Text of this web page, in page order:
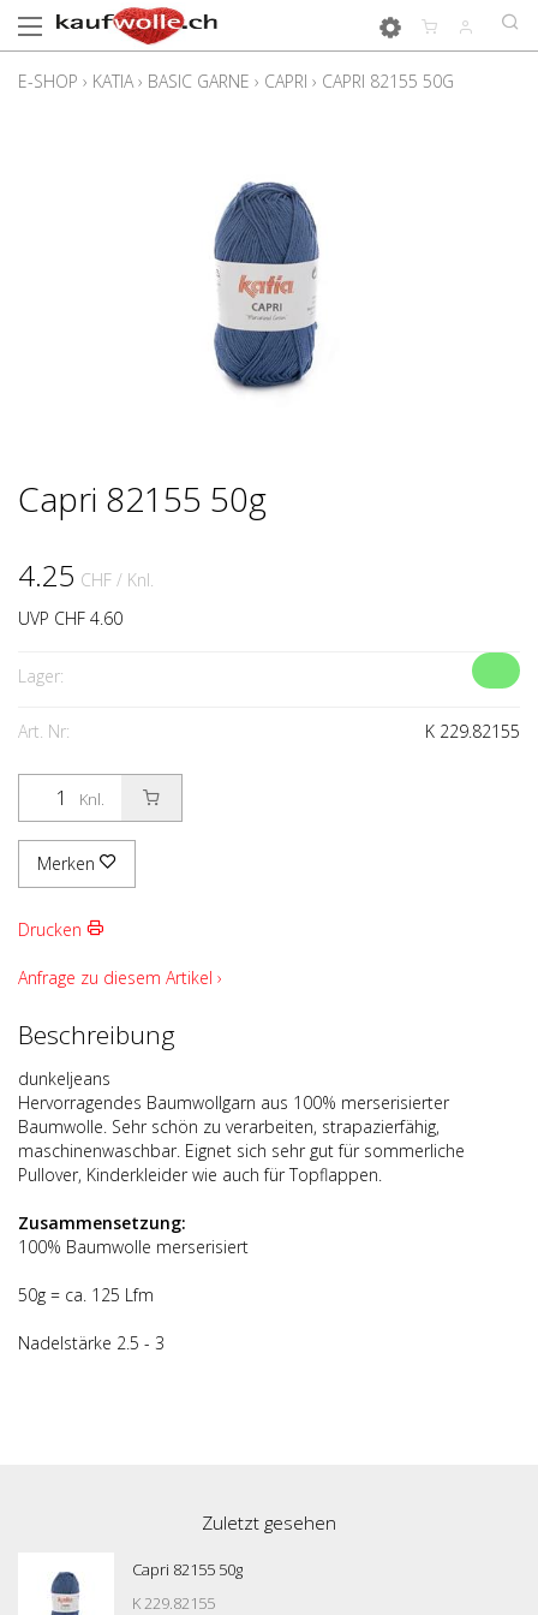
E-SHOP › KATIA › BASIC GARNE › CAPRI › CAPRI 82155 50G
Capri 82155 50g
4.25 CHF / Knl.
UVP CHF 4.60
Lager:
Art. Nr: K 229.82155
Knl.
Merken
Drucken
Anfrage zu diesem Artikel ›
Beschreibung
dunkeljeans
Hervorragendes Baumwollgarn aus 100% merserisierter
Baumwolle. Sehr schön zu verarbeiten, strapazierfähig,
maschinenwaschbar. Eignet sich sehr gut für sommerliche
Pullover, Kinderkleider wie auch für Topflappen.
Zusammensetzung:
100% Baumwolle merserisiert
50g = ca. 125 Lfm
Nadelstärke 2.5 - 3
Zuletzt gesehen
Capri 82155 50g
K 229.82155